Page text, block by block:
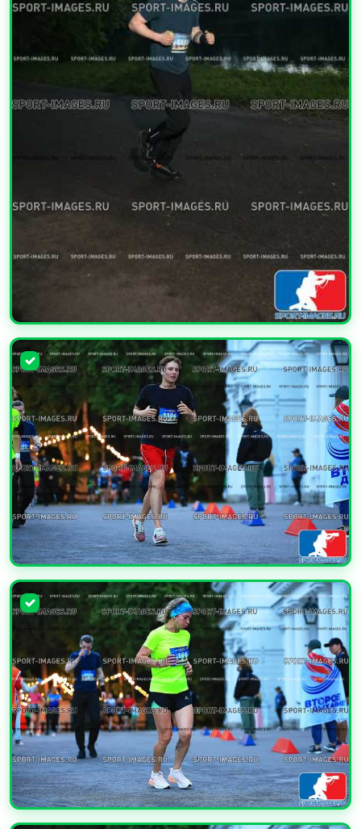
УВЕЛИЧИТЬ
УВЕЛИЧИТЬ
УВЕЛИЧИТЬ